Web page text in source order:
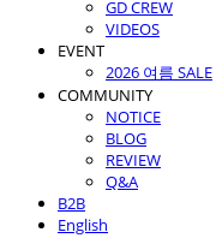
GD CREW
VIDEOS
EVENT
2026 여름 SALE
COMMUNITY
NOTICE
BLOG
REVIEW
Q&A
B2B
English